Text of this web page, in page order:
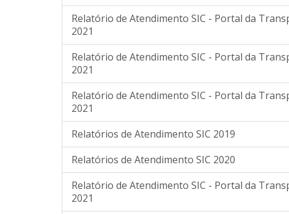
Relatório de Atendimento SIC - Portal da
2021
Relatório de Atendimento SIC - Portal da
2021
Relatório de Atendimento SIC - Portal da
2021
Relatórios de Atendimento SIC 2019
Relatórios de Atendimento SIC 2020
Relatório de Atendimento SIC - Portal da
2021